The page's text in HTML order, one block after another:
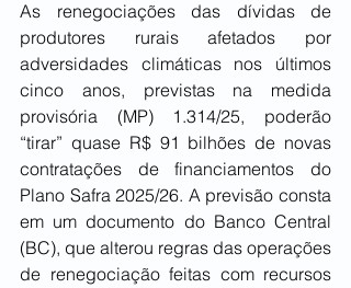
As renegociações das dívidas de
produtores rurais afetados por
adversidades climáticas nos últimos
cinco anos, previstas na medida
provisória (MP) 1.314/25, poderão
“tirar” quase R$ 91 bilhões de novas
contratações de financiamentos do
Plano Safra 2025/26. A previsão consta
em um documento do Banco Central
(BC), que alterou regras das operações
de renegociação feitas com recursos